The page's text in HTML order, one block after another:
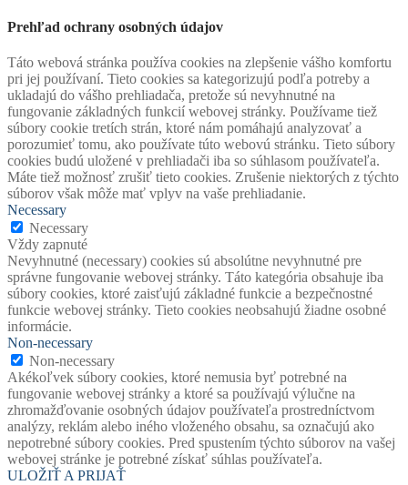
Prehľad ochrany osobných údajov
Táto webová stránka používa cookies na zlepšenie vášho komfortu
pri jej používaní. Tieto cookies sa kategorizujú podľa potreby a
ukladajú do vášho prehliadača, pretože sú nevyhnutné na
fungovanie základných funkcií webovej stránky. Používame tiež
súbory cookie tretích strán, ktoré nám pomáhajú analyzovať a
porozumieť tomu, ako používate túto webovú stránku. Tieto súbory
cookies budú uložené v prehliadači iba so súhlasom používateľa.
Máte tiež možnosť zrušiť tieto cookies. Zrušenie niektorých z týchto
súborov však môže mať vplyv na vaše prehliadanie.
Necessary
Necessary
Vždy zapnuté
Nevyhnutné (necessary) cookies sú absolútne nevyhnutné pre
správne fungovanie webovej stránky. Táto kategória obsahuje iba
súbory cookies, ktoré zaisťujú základné funkcie a bezpečnostné
funkcie webovej stránky. Tieto cookies neobsahujú žiadne osobné
informácie.
Non-necessary
Non-necessary
Akékoľvek súbory cookies, ktoré nemusia byť potrebné na
fungovanie webovej stránky a ktoré sa používajú výlučne na
zhromažďovanie osobných údajov používateľa prostredníctvom
analýzy, reklám alebo iného vloženého obsahu, sa označujú ako
nepotrebné súbory cookies. Pred spustením týchto súborov na vašej
webovej stránke je potrebné získať súhlas používateľa.
ULOŽIŤ A PRIJAŤ